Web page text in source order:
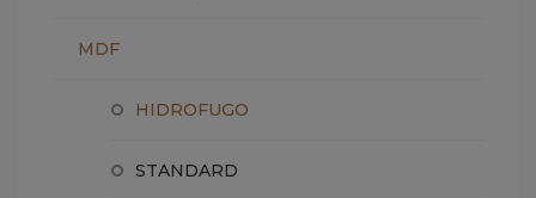
MDF
HIDROFUGO
STANDARD